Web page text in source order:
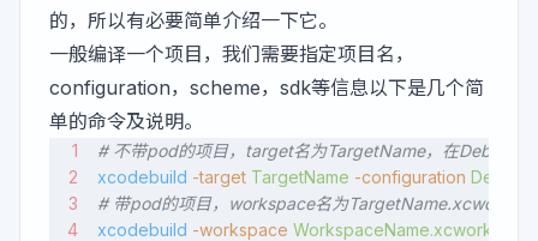
的，所以有必要简单介绍一下它。
一般编译一个项目，我们需要指定项目名，
configuration，scheme，sdk等信息以下是几个简
单的命令及说明。
# 不带pod的项目，target名为TargetName，在Debug下
xcodebuild -target TargetName -configuration Debug
# 带pod的项目，workspace名为
xcodebuild -workspace